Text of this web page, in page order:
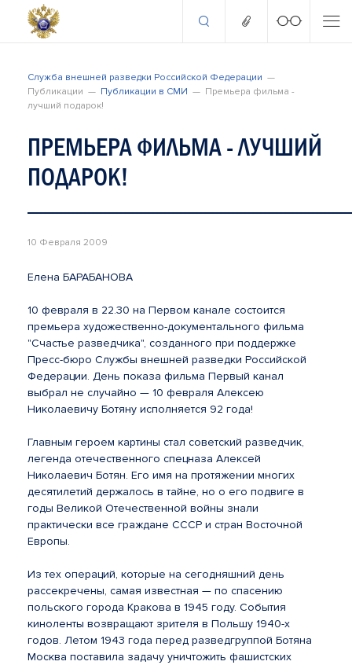
Служба внешней разведки Российской Федерации
Публикации
Публикации в СМИ
Премьера фильма -
лучший подарок!
ПРЕМЬЕРА ФИЛЬМА - ЛУЧШИЙ
ПОДАРОК!
10 Февраля 2009
Елена БАРАБАНОВА
10 февраля в 22.30 на Первом канале состоится
премьера художественно-документального фильма
"Счастье разведчика", созданного при поддержке
Пресс-бюро Службы внешней разведки Российской
Федерации. День показа фильма Первый канал
выбрал не случайно — 10 февраля Алексею
Николаевичу Ботяну исполняется 92 года!
Главным героем картины стал советский разведчик,
легенда отечественного спецназа Алексей
Николаевич Ботян. Его имя на протяжении многих
десятилетий держалось в тайне, но о его подвиге в
годы Великой Отечественной войны знали
практически все граждане СССР и стран Восточной
Европы.
Из тех операций, которые на сегодняшний день
рассекречены, самая известная — по спасению
польского города Кракова в 1945 году. События
киноленты возвращают зрителя в Польшу 1940-х
годов. Летом 1943 года перед разведгруппой Ботяна
Москва поставила задачу уничтожить фашистских